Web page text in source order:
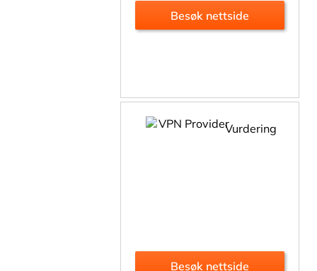
Besøk nettside
Vurdering
Besøk nettside